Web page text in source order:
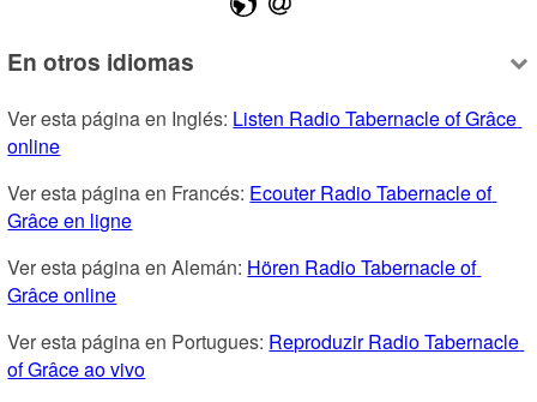
En otros idiomas
Ver esta página en Inglés: Listen Radio Tabernacle of Grâce
online
Ver esta página en Francés: Ecouter Radio Tabernacle of
Grâce en ligne
Ver esta página en Alemán: Hören Radio Tabernacle of
Grâce online
Ver esta página en Portugues: Reproduzir Radio Tabernacle
of Grâce ao vivo